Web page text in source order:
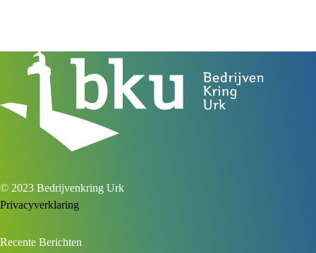
© 2023 Bedrijvenkring Urk
Privacyverklaring
Recente Berichten